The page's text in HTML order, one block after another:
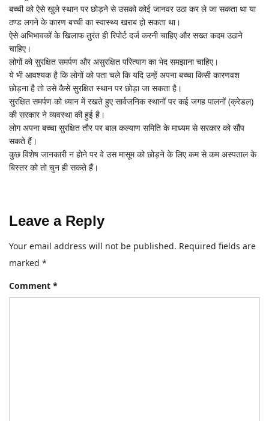
बच्ची को ऐसे खुले स्थान पर छोड़ने से उसको कोई जानवर उठा कर ले जा सकता था या
ठण्ड लगने के कारण बच्ची का स्वास्थ्य खराब हो सकता था।
ऐसे अभिभावकों के खिलाफ तुरंत ही रिपोर्ट दर्ज करनी चाहिए और सख्त कदम उठाने
चाहिए।
लोगों को सुरक्षित समर्पण और असुरक्षित परित्याग का भेद समझाना चाहिए।
ये भी आवश्यक है कि लोगों को पता चले कि यदि उन्हें अपना बच्चा किसी कारणवश
छोड़ना है तो उसे कैसे सुरक्षित स्थान पर छोड़ा जा सकता है।
सुरक्षित समर्पण को ध्यान में रखते हुए सार्वजनिक स्थानों पर कई जगह पालनों (क्रेडल)
की सरकार ने व्यवस्था की हुई है।
लोग अपना बच्चा सुरक्षित तौर पर बाल कल्याण समिति के माध्यम से सरकार को सौंप
सकते हैं।
कुछ विशेष जानकारी न होने पर वे उस मासूम को छोड़ने के लिए कम से कम अस्पताल के
बिस्तर को तो चुन ही सकते हैं।
Leave a Reply
Your email address will not be published. Required fields are
marked *
Comment *